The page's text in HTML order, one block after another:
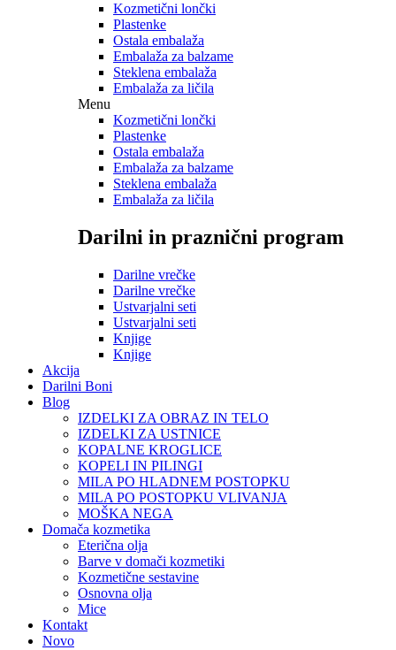
Kozmetični lončki
Plastenke
Ostala embalaža
Embalaža za balzame
Steklena embalaža
Embalaža za ličila
Menu
Kozmetični lončki
Plastenke
Ostala embalaža
Embalaža za balzame
Steklena embalaža
Embalaža za ličila
Darilni in praznični program
Darilne vrečke
Darilne vrečke
Ustvarjalni seti
Ustvarjalni seti
Knjige
Knjige
Akcija
Darilni Boni
Blog
IZDELKI ZA OBRAZ IN TELO
IZDELKI ZA USTNICE
KOPALNE KROGLICE
KOPELI IN PILINGI
MILA PO HLADNEM POSTOPKU
MILA PO POSTOPKU VLIVANJA
MOŠKA NEGA
Domača kozmetika
Eterična olja
Barve v domači kozmetiki
Kozmetične sestavine
Osnovna olja
Mice
Kontakt
Novo